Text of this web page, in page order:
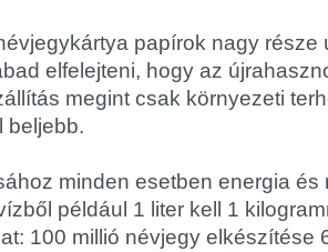
papírok nagy része
elfelejteni, hogy az
megint csak környezeti
beljebb.
minden esetben energia és
például 1 liter kell 1
100 millió névjegy elkészítése